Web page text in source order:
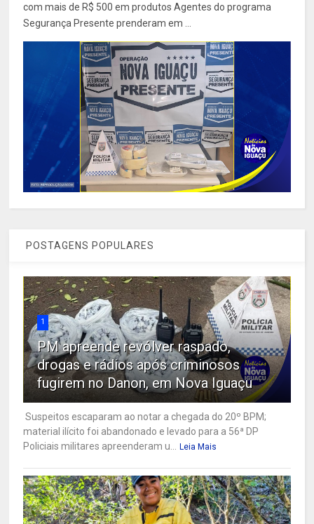
com mais de R$ 500 em produtos Agentes do programa
Segurança Presente prenderam em ...
POSTAGENS POPULARES
1
PM apreende revólver raspado,
drogas e rádios após criminosos
fugirem no Danon, em Nova Iguaçu
Suspeitos escaparam ao notar a chegada do 20º BPM;
material ilícito foi abandonado e levado para a 56ª DP
Policiais militares apreenderam u...
Leia Mais